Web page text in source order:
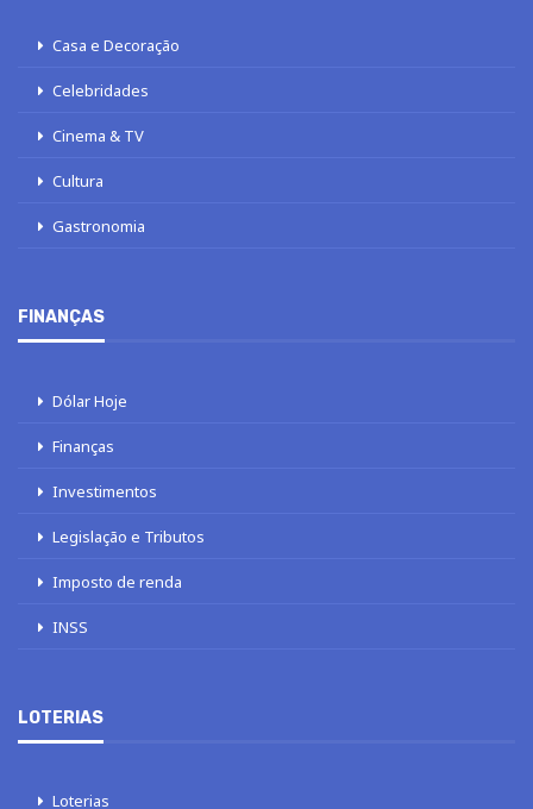
Casa e Decoração
Celebridades
Cinema & TV
Cultura
Gastronomia
FINANÇAS
Dólar Hoje
Finanças
Investimentos
Legislação e Tributos
Imposto de renda
INSS
LOTERIAS
Loterias